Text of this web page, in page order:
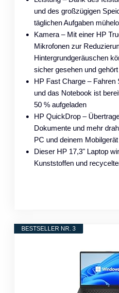
und des großzügigen
täglichen Aufgaben
Kamera – Mit einer HP
Mikrofonen zur
Hintergrundgeräuschen
sicher gesehen und
HP Fast Charge – Fahren
und das Notebook ist
50 % aufgeladen
HP QuickDrop –
Dokumente und mehr
PC und deinem Mobilgerät
Dieser HP 17,3" Laptop
Kunststoffen und
BESTSELLER NR. 3